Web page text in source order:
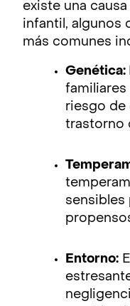
existe una
infantil, algunos
más comunes
Genética:
familiares
riesgo de
trastorno
sensibles
Entorno: